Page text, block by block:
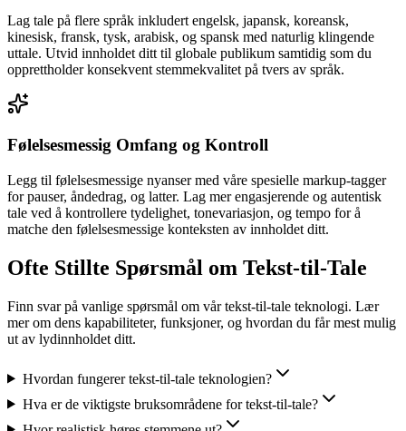
Lag tale på flere språk inkludert engelsk, japansk, koreansk,
kinesisk, fransk, tysk, arabisk, og spansk med naturlig klingende
uttale. Utvid innholdet ditt til globale publikum samtidig som du
opprettholder konsekvent stemmekvalitet på tvers av språk.
Følelsesmessig Omfang og Kontroll
Legg til følelsesmessige nyanser med våre spesielle markup-tagger
for pauser, åndedrag, og latter. Lag mer engasjerende og autentisk
tale ved å kontrollere tydelighet, tonevariasjon, og tempo for å
matche den følelsesmessige konteksten av innholdet ditt.
Ofte Stillte Spørsmål om Tekst-til-Tale
Finn svar på vanlige spørsmål om vår tekst-til-tale teknologi. Lær
mer om dens kapabiliteter, funksjoner, og hvordan du får mest mulig
ut av lydinnholdet ditt.
Hvordan fungerer tekst-til-tale teknologien?
Hva er de viktigste bruksområdene for tekst-til-tale?